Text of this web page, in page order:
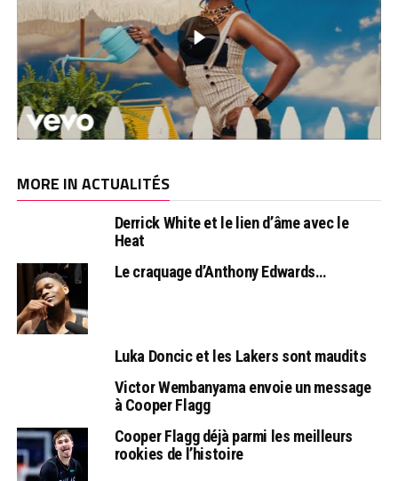
MORE IN ACTUALITÉS
Derrick White et le lien d’âme avec le
Heat
Le craquage d’Anthony Edwards…
Luka Doncic et les Lakers sont maudits
Victor Wembanyama envoie un message
à Cooper Flagg
Cooper Flagg déjà parmi les meilleurs
rookies de l’histoire